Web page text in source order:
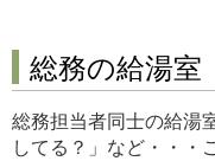
総務の給湯室
総務担当者同士の給湯
してる？」など・・・